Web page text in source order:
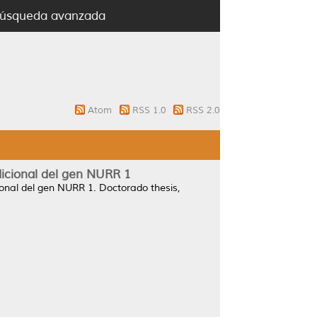
avanzada
Atom RSS 1.0 RSS 2.0
del gen NURR 1
del gen NURR 1. Doctorado thesis,